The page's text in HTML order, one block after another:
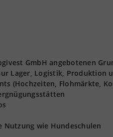
GmbH angebotenen
Lager, Logistik, Produktion
(Hochzeiten, Flohmärkte,
wie Hundeschulen